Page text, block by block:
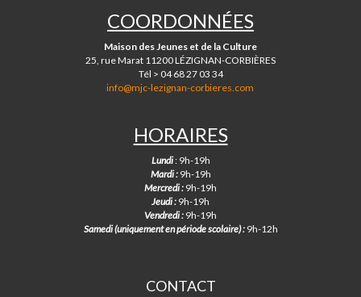
CORBIÈRES
COORDONNÉES
Maison des Jeunes et de la Culture
25, rue Marat 11200 LÉZIGNAN-CORBIÈRES
Tél > 04 68 27 03 34
info@mjc-lezignan-corbieres.com
HORAIRES
Lundi: 9h-19h
Mardi :9h-19h
Mercredi : 9h-19h
Jeudi : 9h-19h
Vendredi : 9h-19h
Samedi (uniquement en période scolaire) :9h-12h
CONTACT